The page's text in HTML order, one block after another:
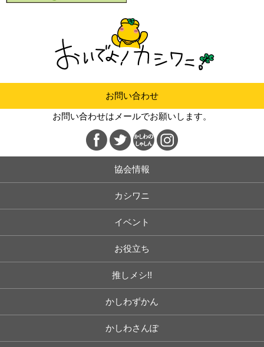
お問い合わせ
お問い合わせはメールでお願いします。
協会情報
カシワニ
イベント
お役立ち
推しメシ!!
かしわずかん
かしわさんぽ